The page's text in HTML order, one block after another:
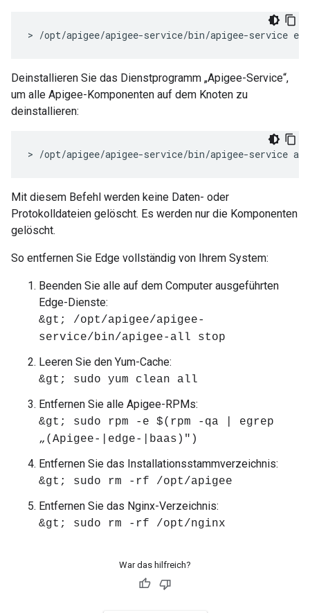
> /opt/apigee/apigee-service/bin/apigee-service
Deinstallieren Sie das Dienstprogramm „Apigee-Service“,
um alle Apigee-Komponenten auf dem Knoten zu
deinstallieren:
> /opt/apigee/apigee-service/bin/apigee-service
Mit diesem Befehl werden keine Daten- oder
Protokolldateien gelöscht. Es werden nur die Komponenten
gelöscht.
So entfernen Sie Edge vollständig von Ihrem System:
Beenden Sie alle auf dem Computer ausgeführten
Edge-Dienste:
&gt; /opt/apigee/apigee-
service/bin/apigee-all stop
Leeren Sie den Yum-Cache:
&gt; sudo yum clean all
Entfernen Sie alle Apigee-RPMs:
&gt; sudo rpm -e $(rpm -qa | egrep
„(Apigee-|edge-|baas)")
Entfernen Sie das Installationsstammverzeichnis:
&gt; sudo rm -rf /opt/apigee
Entfernen Sie das Nginx-Verzeichnis:
&gt; sudo rm -rf /opt/nginx
War das hilfreich?